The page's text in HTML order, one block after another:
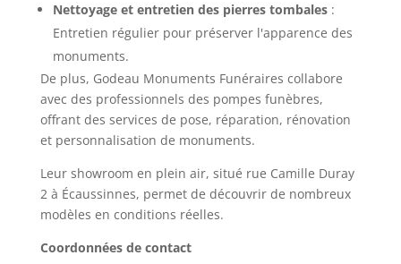
Nettoyage et entretien des pierres tombales:
Entretien régulier pour préserver l'apparence des
monuments.
De plus, Godeau Monuments Funéraires collabore
avec des professionnels des pompes funèbres,
offrant des services de pose, réparation, rénovation
et personnalisation de monuments.
Leur showroom en plein air, situé rue Camille Duray
2 à Écaussinnes, permet de découvrir de nombreux
modèles en conditions réelles.
Coordonnées de contact